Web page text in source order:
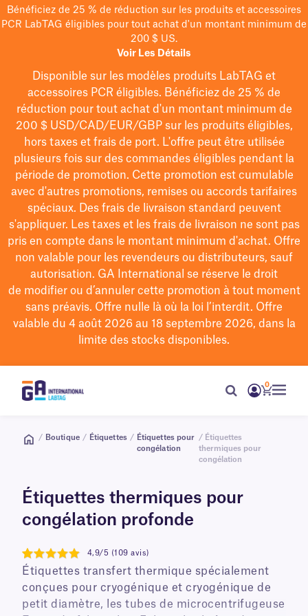
Bénéficiez de 25 % de réduction sur les produits et accessoires
PCR LabTAG éligibles pour tout achat d'un montant minimum de
200 $ US.
Voir Les Détails
Disponible sur les modèles produits LabTAG et
accessoires PCR éligibles. Bénéficiez de 25 % de
réduction pour tout achat d'un montant minimum de
200 $USD/CAD/EUR/GBPsur les produits éligibles,
hors taxes et frais de port. L'offre peut être utilisée
plusieurs fois sur des commandes éligibles pendant la
période de promotion. Cette promotion est cumulable
avec d'autres promotions, remises ou accords tarifaires
spéciaux. Des frais de livraison standard peuvent
s'appliquer. Les taxes et les frais de livraison ne sont pas
pris en compte dans le montant minimum d'achat. Offre
non valable pour les revendeurs ou distributeurs, sauf
autorisation. GA International se réserve le droit
de modifierou d’annuler cette promotion à tout moment
sans préavis. Offre nulle là où la loi l’interdit. Offre
valable du 4 août 2026 au 18 septembre 2026, dans la
limite des stocks disponibles.
0
/ Boutique / Étiquettes / Étiquettes pour
congélation
/ Étiquettes
thermiques pour
congélation
Étiquettes thermiques pour
congélation profonde
4.9
4,9/5 (109 avis)
Étiquettes transfert thermique spécialement
conçues pour cryogénique et cryogénique de
petit diamètre, les tubes de microcentrifugeuse